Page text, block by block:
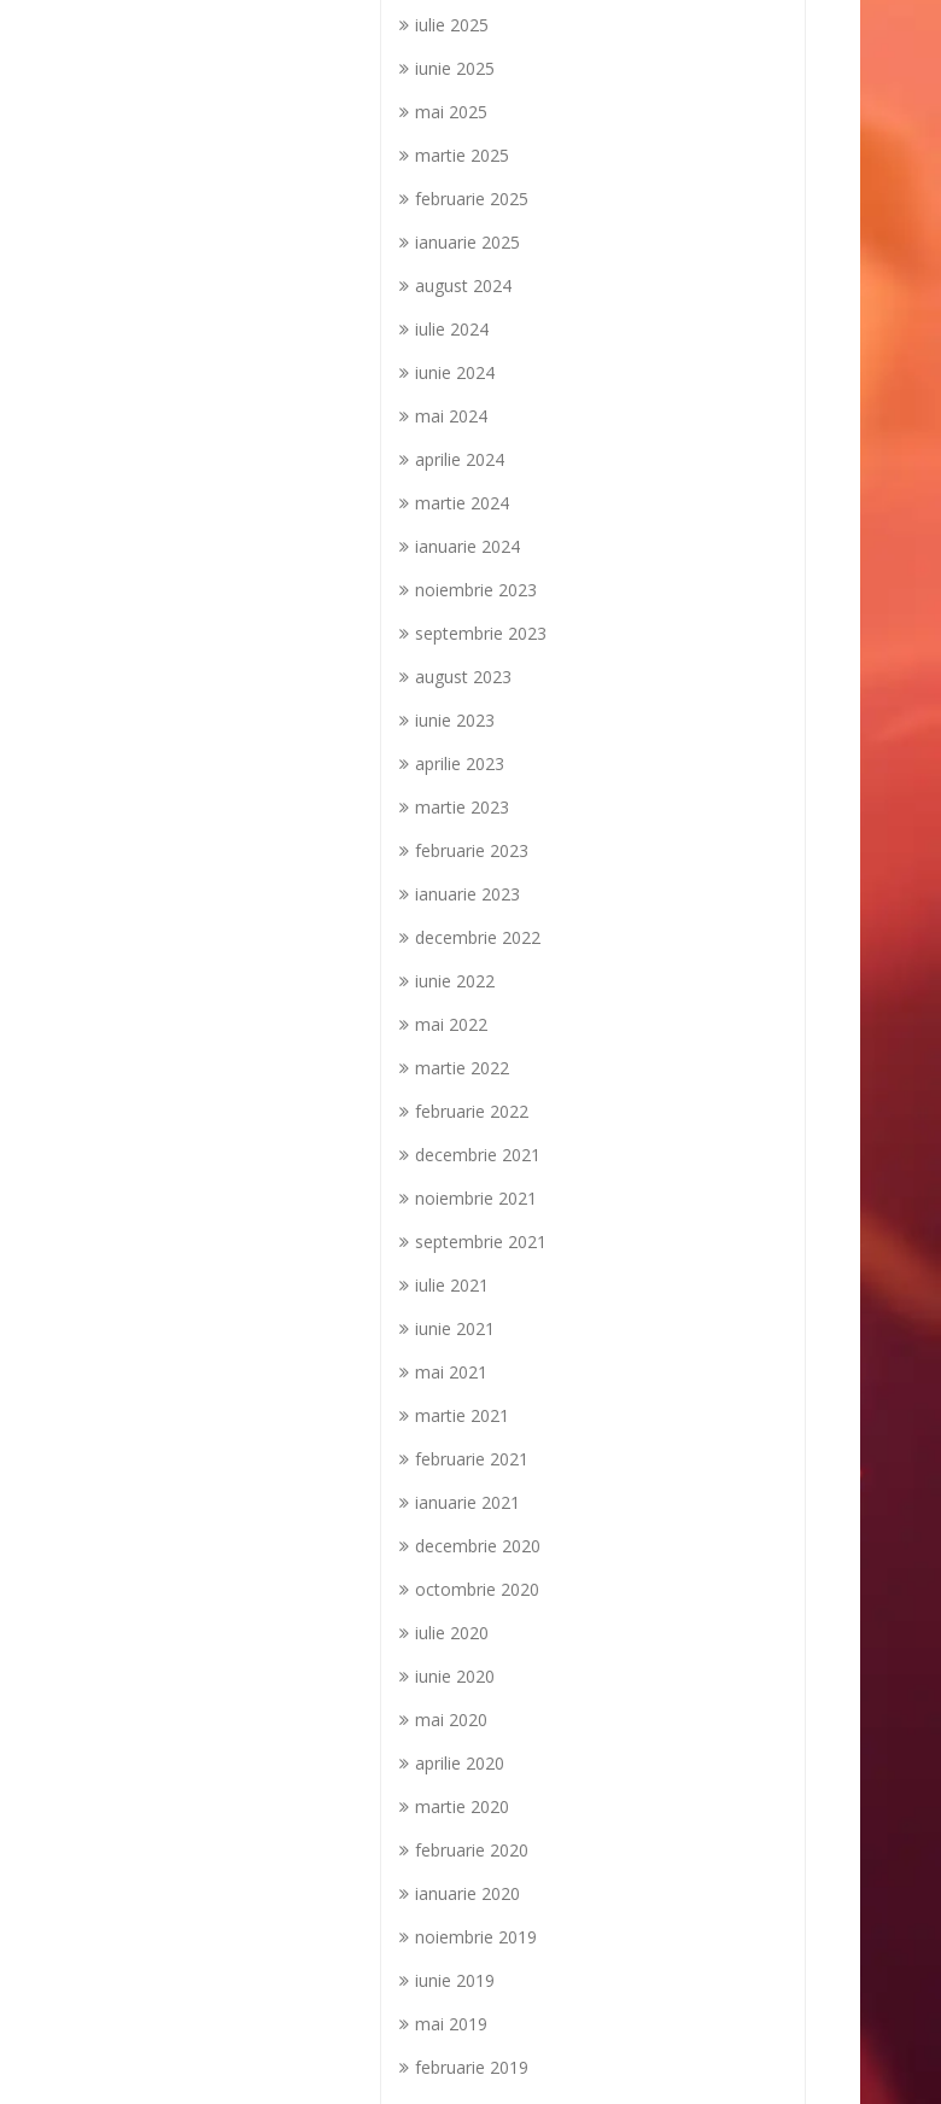
iulie 2025
iunie 2025
mai 2025
martie 2025
februarie 2025
ianuarie 2025
august 2024
iulie 2024
iunie 2024
mai 2024
aprilie 2024
martie 2024
ianuarie 2024
noiembrie 2023
septembrie 2023
august 2023
iunie 2023
aprilie 2023
martie 2023
februarie 2023
ianuarie 2023
decembrie 2022
iunie 2022
mai 2022
martie 2022
februarie 2022
decembrie 2021
noiembrie 2021
septembrie 2021
iulie 2021
iunie 2021
mai 2021
martie 2021
februarie 2021
ianuarie 2021
decembrie 2020
octombrie 2020
iulie 2020
iunie 2020
mai 2020
aprilie 2020
martie 2020
februarie 2020
ianuarie 2020
noiembrie 2019
iunie 2019
mai 2019
februarie 2019